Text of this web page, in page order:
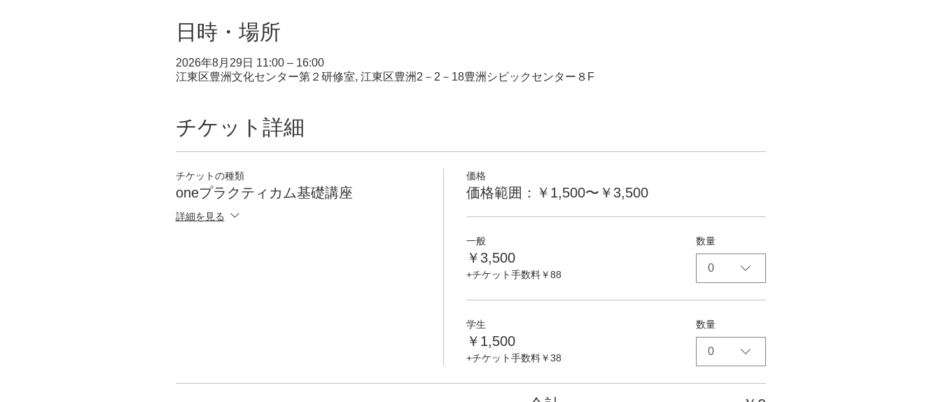
日時・場所
2026年8月29日 11:00 – 16:00
江東区豊洲文化センター第２研修室, 江東区豊洲2－2－18豊洲シビックセンター８F
チケット詳細
チケットの種類
oneプラクティカム基礎講座
詳細を見る
価格
価格範囲：￥1,500〜￥3,500
一般
￥3,500
+チケット手数料￥88
数量
0
学生
￥1,500
+チケット手数料￥38
数量
0